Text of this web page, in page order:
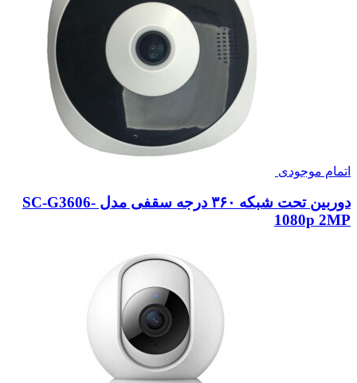
اتمام موجودی
دوربین تحت شبکه ۳۶۰ درجه سقفی مدل SC-G3606-
1080p 2MP